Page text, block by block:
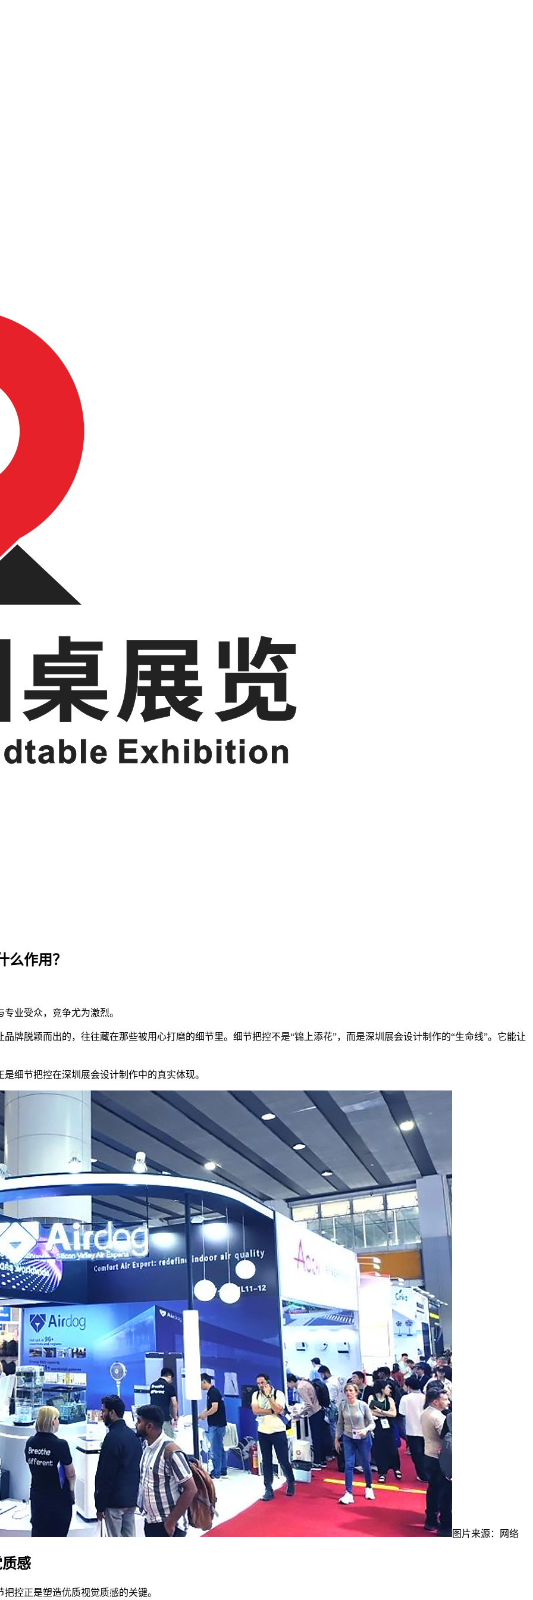
作用？
业受众，竞争尤为激烈。
牌脱颖而出的，往往藏在那些被用心打磨的细节里。细节把控不是“锦上添花”，而是深圳展会设计制作的“生命线”。它能让
细节把控在深圳展会设计制作中的真实体现。
图片来源：网络
感
控正是塑造优质视觉质感的关键。